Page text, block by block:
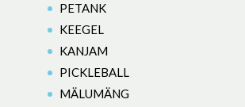
PETANK
KEEGEL
KANJAM
PICKLEBALL
MÄLUMÄNG